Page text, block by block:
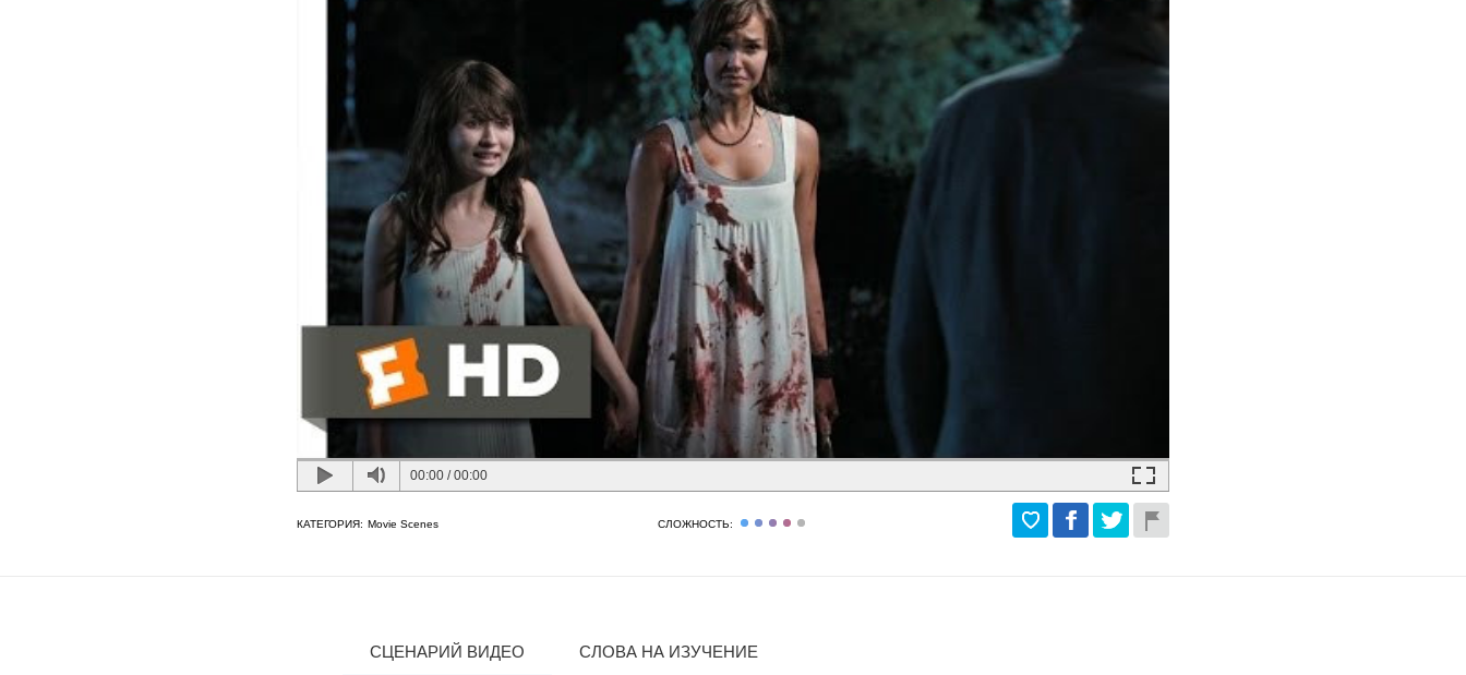
00:00 /00:00
КАТЕГОРИЯ: Movie Scenes СЛОЖНОСТЬ:
СЦЕНАРИЙ ВИДЕО СЛОВА НА ИЗУЧЕНИЕ